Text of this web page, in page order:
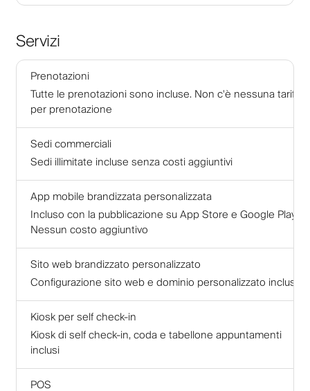
Servizi
Prenotazioni
Tutte le prenotazioni sono incluse. Non c'è nessuna tariffa
per prenotazione
Sedi commerciali
Sedi illimitate incluse senza costi aggiuntivi
App mobile brandizzata personalizzata
Incluso con la pubblicazione su App Store e Google Play.
Nessun costo aggiuntivo
Sito web brandizzato personalizzato
Configurazione sito web e dominio personalizzato inclusa
Kiosk per self check-in
Kiosk di self check-in, coda e tabellone appuntamenti
inclusi
POS